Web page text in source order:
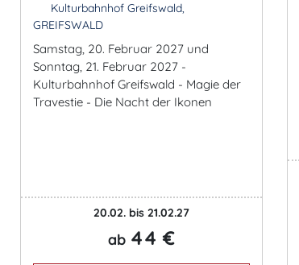
Kulturbahnhof Greifswald,
GREIFSWALD
Samstag, 20. Februar 2027 und
Sonntag, 21. Februar 2027 -
Kulturbahnhof Greifswald - Magie der
Travestie - Die Nacht der Ikonen
20.02. bis 21.02.27
ab 44 €